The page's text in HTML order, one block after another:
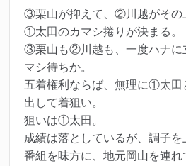
③栗山が抑えて、②川越がその
①太田のカマシ捲りが決まる。
③栗山も②川越も、一度ハナに
マシ待ちか。
五着権利ならば、無理に①太田
出して着狙い。
狙いは①太田。
成績は落としているが、調子を
番組を味方に、地元岡山を連れ